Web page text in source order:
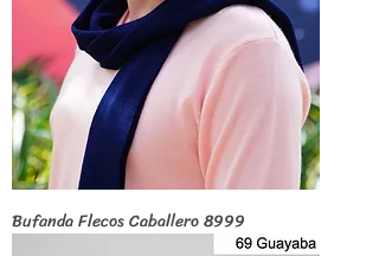
Bufanda Flecos Caballero 8999